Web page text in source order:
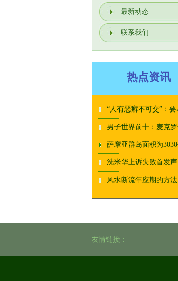
最新动态
联系我们
热点资讯
风水断流年应期的方法
友情链接：